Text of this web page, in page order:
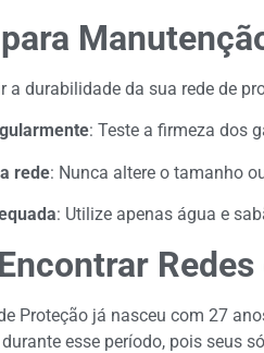
a durabilidade da sua rede de
: Teste a firmeza dos
rede: Nunca altere o tamanho
: Utilize apenas água e
Proteção já nasceu com 27
esse período, pois seus